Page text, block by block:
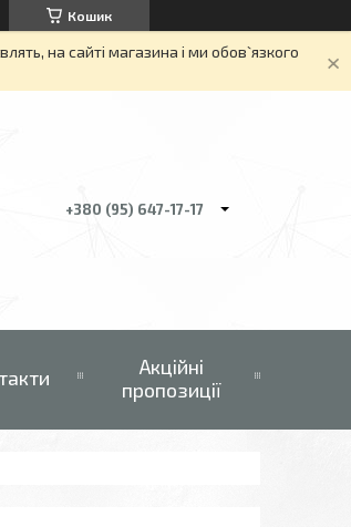
Кошик
на сайті магазина і ми обов`язкого
+380 (95) 647-17-17
Акційні
пропозиції